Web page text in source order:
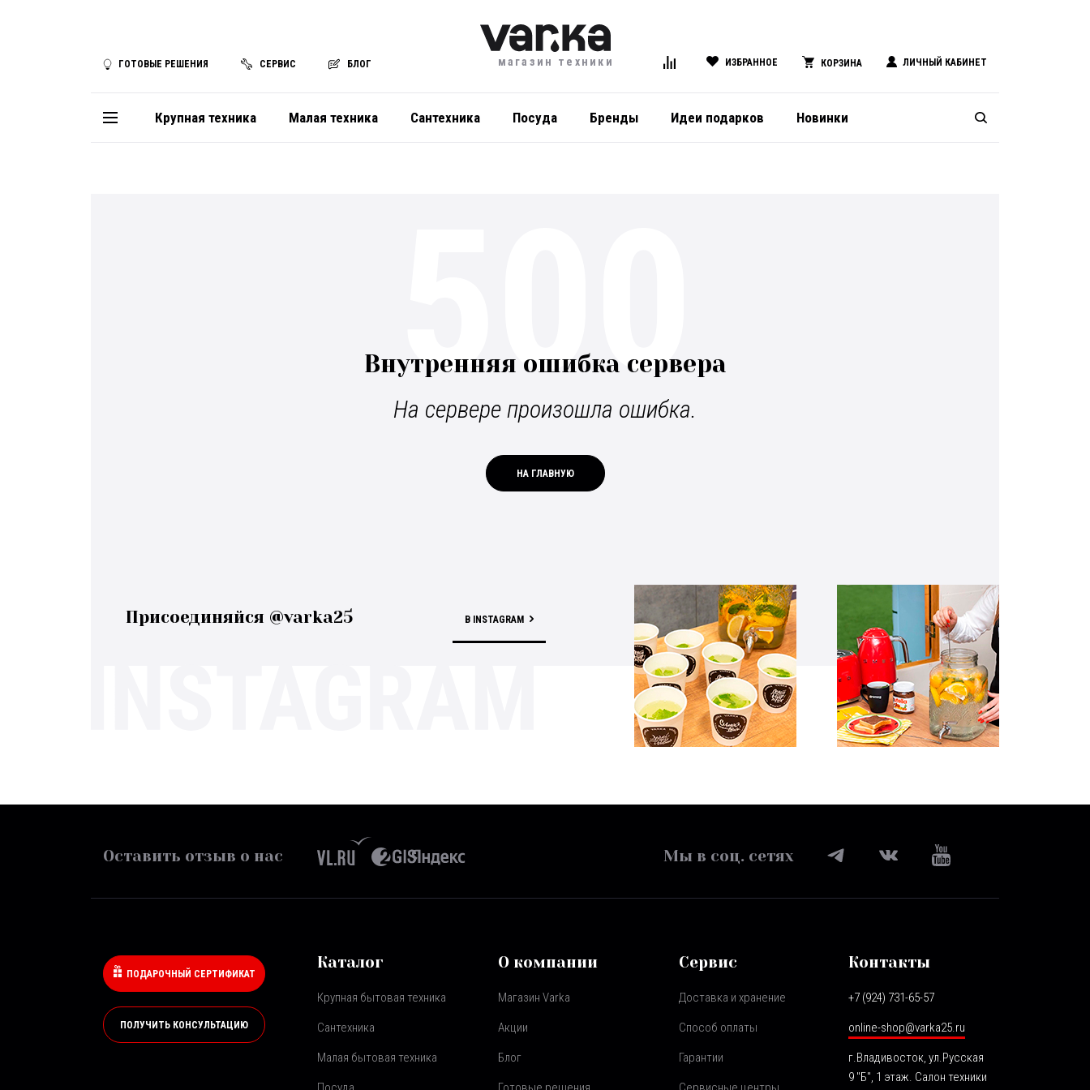
ГОТОВЫЕ РЕШЕНИЯ СЕРВИС БЛОГ магазин техники ИЗБРАННОЕ КОРЗИНА ЛИЧНЫЙ КАБИНЕТ
Крупная техника Малая техника Сантехника Посуда Бренды Идеи подарков Новинки
Внутренняя ошибка сервера
На сервере произошла ошибка.
НА ГЛАВНУЮ
500
Присоединяйся @varka25 В INSTAGRAM
Оставить отзыв о нас Мы в соц. сетях
ПОДАРОЧНЫЙ СЕРТИФИКАТ
ПОЛУЧИТЬ КОНСУЛЬТАЦИЮ
Каталог
Крупная бытовая техника
Сантехника
Малая бытовая техника
О компании
Магазин Varka
Акции
Блог
Сервис
Доставка и хранение
Способ оплаты
Гарантии
Контакты
+7 (924) 731-65-57
online-shop@varka25.ru
г.Владивосток, ул.Русская
9 "Б", 1 этаж. Салон техники